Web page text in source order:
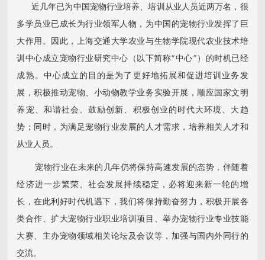
近几年已为中国宠物行业培养、培训从业人员近两万名，很
多学员业已成长为行业领军人物，为中国的宠物行业发挥了巨
大作用。因此，上海交通大学农业与生物学院现代农业技术培
训中心成立宠物行业研究中心（以下简称“中心”）的时机已经
成熟。中心成立的目的是为了更好地拓展和促进培训业务发
展，积极推动宠物、小动物教学业务实验开展，顺应国家文明
养宠、和谐社会、鼓励创新、积极创业的时代大环境、大趋
势；同时，为满足宠物行业发展的人才需求，培养相关人才和
从业人员。
宠物行业在未来的几年仍将保持高速发展的态势，伴随着
经济进一步繁荣、社会发展持续稳定，必将迎来新一轮的增
长，在此利好时代机遇下，我们将保持勤奋努力，积极开展各
类合作、扩大宠物行业职业培训项目、举办宠物行业专业技能
大赛、主办宠物领域相关论坛及会议等，加强与国内外同行的
交流。